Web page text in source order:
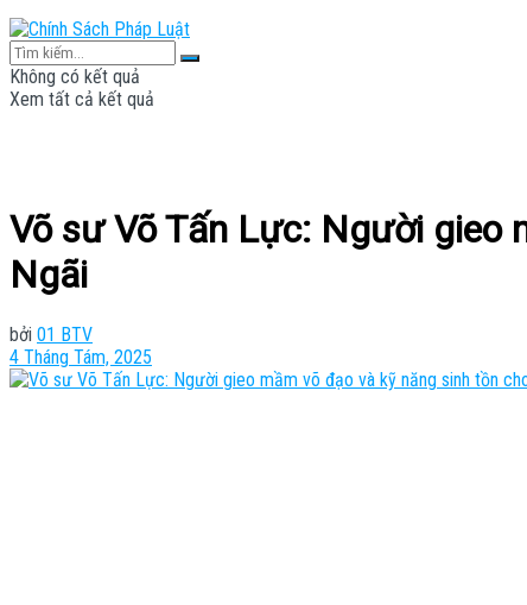
Không có kết quả
Xem tất cả kết quả
Võ sư Võ Tấn Lực: Người gieo
Ngãi
bởi 01 BTV
4 Tháng Tám, 2025